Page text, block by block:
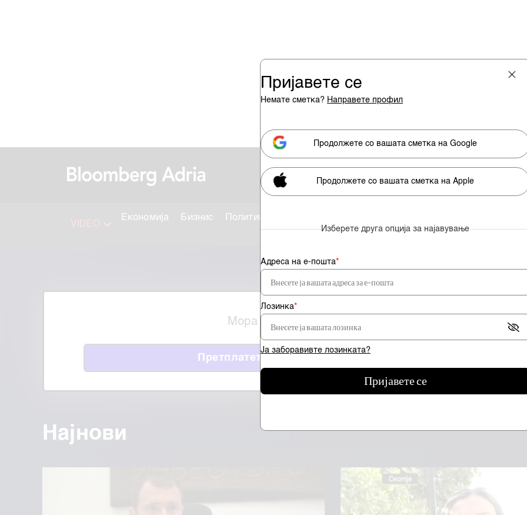
VIDEO
Економија Бизнис Политика
Адрија
Мора да сте претплатник за да гледате видео
Претплатете се
Најнови
Пријавете се
Немате сметка? Направете профил
Продолжете со вашата сметка на Google
Продолжете со вашата сметка на Apple
Изберете друга опција за најавување
Адреса на е-пошта*
Лозинка*
Ја заборавивте лозинката?
Пријавете се